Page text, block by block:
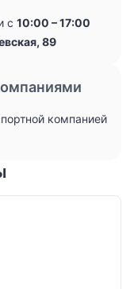
с 10:00 – 17:00
89
компанией